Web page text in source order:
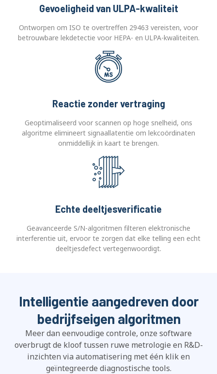
Gevoeligheid van ULPA-kwaliteit
Ontworpen om ISO te overtreffen 29463 vereisten, voor
betrouwbare lekdetectie voor HEPA- en ULPA-kwaliteiten.
Reactie zonder vertraging
Geoptimaliseerd voor scannen op hoge snelheid, ons
algoritme elimineert signaallatentie om lekcoördinaten
onmiddellijk in kaart te brengen.
Echte deeltjesverificatie
Geavanceerde S/N-algoritmen filteren elektronische
interferentie uit, ervoor te zorgen dat elke telling een echt
deeltjesdefect vertegenwoordigt.
Intelligentie aangedreven door
bedrijfseigen algoritmen
Meer dan eenvoudige controle, onze software
overbrugt de kloof tussen ruwe metrologie en R&D-
inzichten via automatisering met één klik en
geïntegreerde diagnostische tools.